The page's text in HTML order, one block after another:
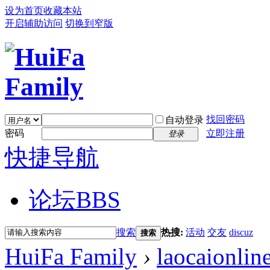
设为首页收藏本站
开启辅助访问 切换到窄版
自动登录 找回密码
密码
登录 立即注册
快捷导航
论坛BBS
搜索 搜索 热搜: 活动 交友 discuz
HuiFa Family ›